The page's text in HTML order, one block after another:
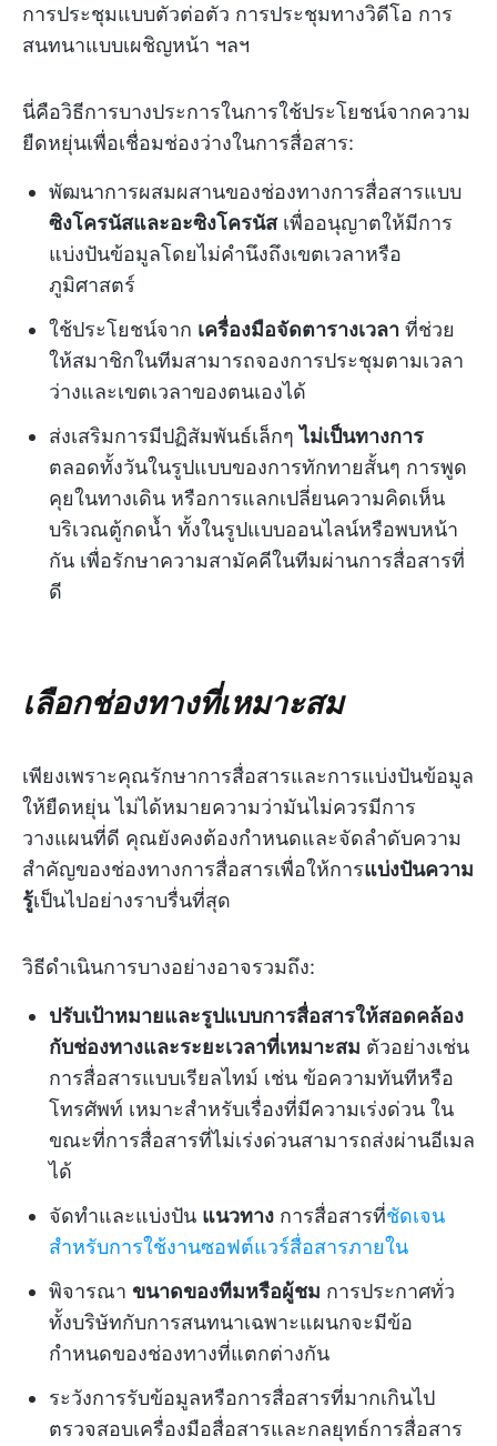
การประชุมแบบตัวต่อตัว การประชุมทางวิดีโอ การ
สนทนาแบบเผชิญหน้า ฯลฯ
นี่คือวิธีการบางประการในการใช้ประโยชน์จากความ
ยืดหยุ่นเพื่อเชื่อมช่องว่างในการสื่อสาร:
พัฒนาการผสมผสานของช่องทางการสื่อสารแบบ
ซิงโครนัสและอะซิงโครนัสเพื่ออนุญาตให้มีการ
แบ่งปันข้อมูลโดยไม่คำนึงถึงเขตเวลาหรือ
ภูมิศาสตร์
ใช้ประโยชน์จาก เครื่องมือจัดตารางเวลา ที่ช่วย
ให้สมาชิกในทีมสามารถจองการประชุมตามเวลา
ว่างและเขตเวลาของตนเองได้
ส่งเสริมการมีปฏิสัมพันธ์เล็กๆไม่เป็นทางการ
ตลอดทั้งวันในรูปแบบของการทักทายสั้นๆ การพูด
คุยในทางเดิน หรือการแลกเปลี่ยนความคิดเห็น
บริเวณตู้กดน้ำ ทั้งในรูปแบบออนไลน์หรือพบหน้า
กัน เพื่อรักษาความสามัคคีในทีมผ่านการสื่อสารที่
ดี
เลือกช่องทางที่เหมาะสม
เพียงเพราะคุณรักษาการสื่อสารและการแบ่งปันข้อมูล
ให้ยืดหยุ่น ไม่ได้หมายความว่ามันไม่ควรมีการ
วางแผนที่ดี คุณยังคงต้องกำหนดและจัดลำดับความ
สำคัญของช่องทางการสื่อสารเพื่อให้การแบ่งปันความ
รู้เป็นไปอย่างราบรื่นที่สุด
วิธีดำเนินการบางอย่างอาจรวมถึง:
ปรับเป้าหมายและรูปแบบการสื่อสารให้สอดคล้อง
กับช่องทางและระยะเวลาที่เหมาะสม ตัวอย่างเช่น
การสื่อสารแบบเรียลไทม์ เช่น ข้อความทันทีหรือ
โทรศัพท์ เหมาะสำหรับเรื่องที่มีความเร่งด่วน ใน
ขณะที่การสื่อสารที่ไม่เร่งด่วนสามารถส่งผ่านอีเมล
ได้
จัดทำและแบ่งปัน แนวทาง การสื่อสารที่ชัดเจน
สำหรับการใช้งานซอฟต์แวร์สื่อสารภายใน
พิจารณา ขนาดของทีมหรือผู้ชม การประกาศทั่ว
ทั้งบริษัทกับการสนทนาเฉพาะแผนกจะมีข้อ
กำหนดของช่องทางที่แตกต่างกัน
ระวังการรับข้อมูลหรือการสื่อสารที่มากเกินไป
ตรวจสอบเครื่องมือสื่อสารและกลยุทธ์การสื่อสาร